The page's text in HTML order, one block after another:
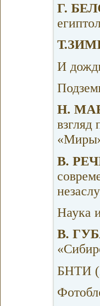
Г.
И
Н.
взгляд
В.
Наука
В.
БНТИ